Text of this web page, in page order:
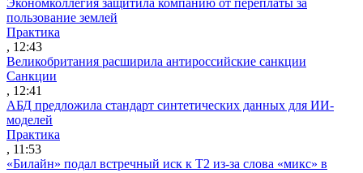
пользование землей
Практика
, 12:43
Великобритания расширила антироссийские санкции
Санкции
, 12:41
АБД предложила стандарт синтетических данных для ИИ-
моделей
Практика
, 11:53
«Билайн» подал встречный иск к Т2 из-за слова «микс» в